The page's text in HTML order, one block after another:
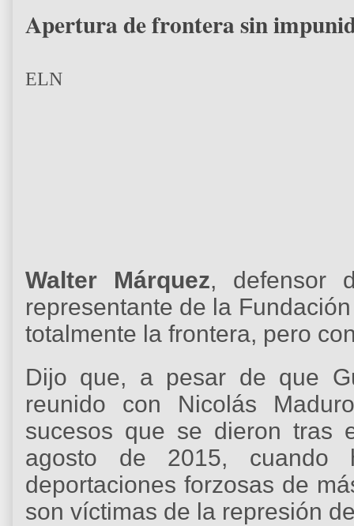
Apertura de frontera sin
ELN
Walter Márquez, defensor
representante de la
totalmente la frontera, pero
Dijo que, a pesar de que
reunido con Nicolás
sucesos que se dieron tras
agosto de 2015, cuando
deportaciones forzosas de
son víctimas de la represión